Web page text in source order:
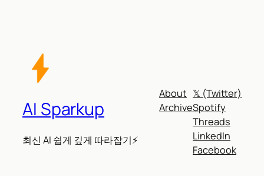
AI Sparkup
최신 AI 쉽게 깊게 따라잡기⚡
About
Archive
𝕏 (Twitter)
Spotify
Threads
LinkedIn
Facebook